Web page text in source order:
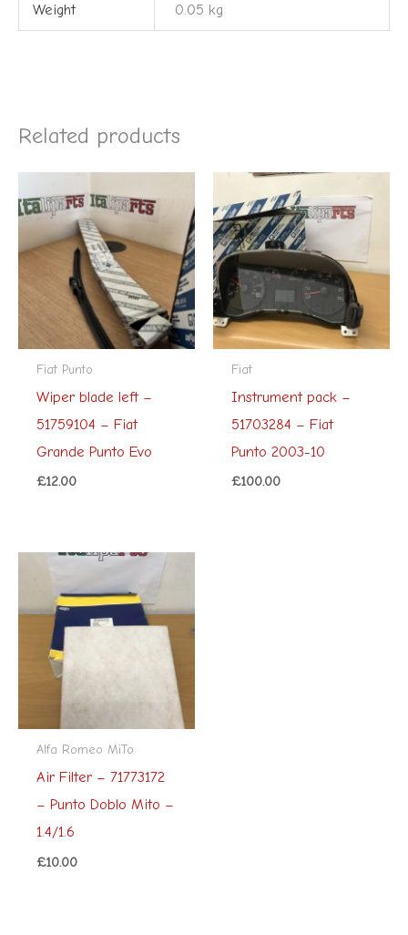
Weight 0.05 kg
Related products
Fiat Punto
Wiper blade left –
51759104 – Fiat
Grande Punto Evo
£12.00
Fiat
Instrument pack –
51703284 – Fiat
Punto 2003-10
£100.00
Alfa Romeo MiTo
Air Filter – 71773172
– Punto Doblo Mito –
1.4/1.6
£10.00